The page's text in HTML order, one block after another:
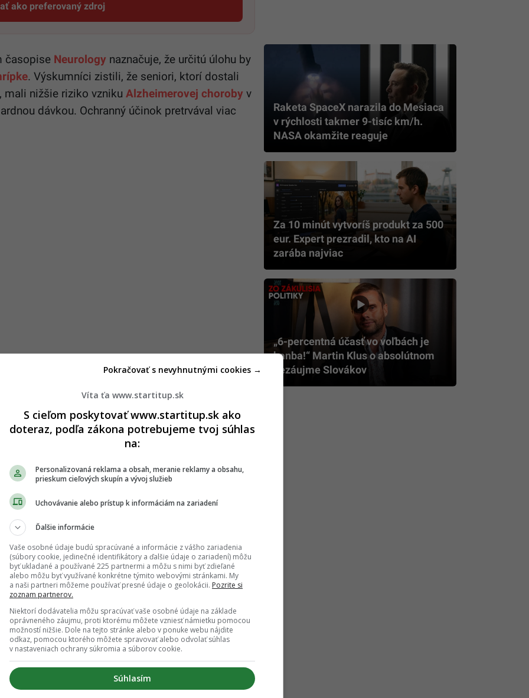
ako preferovaný zdroj
Startitup, odkaz sa otvorí v novom okne
časopise Neurology naznačuje, že určitú úlohu by
. Výskumníci zistili, že seniori, ktorí dostali
mali nižšie riziko vzniku Alzheimerovej choroby v
dávkou. Ochranný účinok pretrvával viac
choroby
797 ľudí vo veku nad 65 rokov, ktorí na začiatku
úpadku ani demencie. Z celkového počtu
vakcínu proti chrípke, zatiaľ čo 44 022 ľudí
stav počas obdobia až troch rokov po očkovaní.
vysokou dávkou bola pravdepodobnosť vzniku
vedci vyvinuli nádejnú vakcínu proti
chorobe: Čoskoro spustia testy na
vakcínou spojené približne s 55-
Raketa SpaceX narazila do Mesiaca
v rýchlosti takmer 9-tisíc km/h.
NASA okamžite reaguje
Za 10 minút vytvoríš produkt za 500
eur. Expert prezradil, kto na AI
zarába najviac
„6-percentná účasť vo voľbách je
hanba!“ Martin Klus o absolútnom
nezáujme Slovákov
Víta ťa www.startitup.sk
S cieľom poskytovať www.startitup.sk ako
doteraz, podľa zákona potrebujeme tvoj súhlas
na:
Personalizovaná reklama a obsah, meranie reklamy a obsahu,
prieskum cieľových skupín a vývoj služieb
Uchovávanie alebo prístup k informáciám na zariadení
Ďalšie informácie
Vaše osobné údaje budú spracúvané a informácie z vášho zariadenia
(súbory cookie, jedinečné identifikátory a ďalšie údaje o zariadení) môžu
byť ukladané a používané 225 partnermi a môžu s nimi byť zdieľané
alebo môžu byť využívané konkrétne týmito webovými stránkami. My
a naši partneri môžeme používať presné údaje o geolokácii. Pozrite si
zoznam partnerov.
Niektorí dodávatelia môžu spracúvať vaše osobné údaje na základe
oprávneného záujmu, proti ktorému môžete vzniesť námietku pomocou
možností nižšie. Dole na tejto stránke alebo v ponuke webu nájdite
odkaz, pomocou ktorého môžete spravovať alebo odvolať súhlas
v nastaveniach ochrany súkromia a súborov cookie.
Súhlasím
Pokračovať s nevyhnutnými cookies →